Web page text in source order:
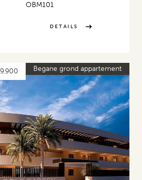
OBM101
DETAILS
Begane grond appartement